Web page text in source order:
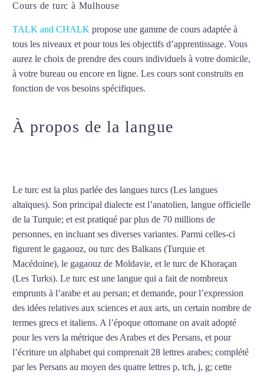
Cours de turc à Mulhouse
TALK and CHALK propose une gamme de cours adaptée à
tous les niveaux et pour tous les objectifs d’apprentissage. Vous
aurez le choix de prendre des cours individuels à votre domicile,
à votre bureau ou encore en ligne. Les cours sont construits en
fonction de vos besoins spécifiques.
À propos de la langue
Le turc est la plus parlée des langues turcs (Les langues
altaïques). Son principal dialecte est l’anatolien, langue officielle
de la Turquie; et est pratiqué par plus de 70 millions de
personnes, en incluant ses diverses variantes. Parmi celles-ci
figurent le gagaouz, ou turc des Balkans (Turquie et
Macédoine), le gagaouz de Moldavie, et le turc de Khoraçan
(Les Turks). Le turc est une langue qui a fait de nombreux
emprunts à l’arabe et au persan; et demande, pour l’expression
des idées relatives aux sciences et aux arts, un certain nombre de
termes grecs et italiens. A l’époque ottomane on avait adopté
pour les vers la métrique des Arabes et des Persans, et pour
l’écriture un alphabet qui comprenait 28 lettres arabes; complété
par les Persans au moyen des quatre lettres p, tch, j, g; cette